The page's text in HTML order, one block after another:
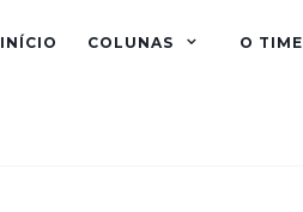
INÍCIO COLUNAS O TIME